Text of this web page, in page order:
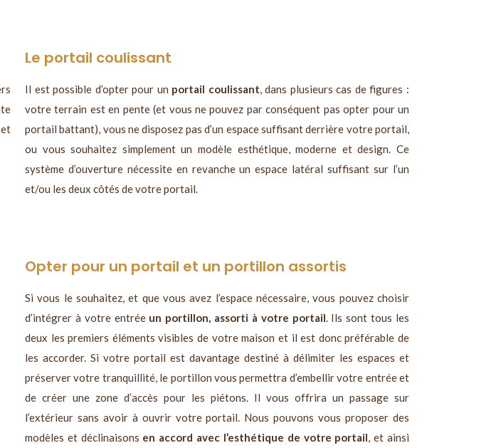
Le portail coulissant
Il est possible d’opter pour un portail coulissant, dans plusieurs cas de figures :
votre terrain est en pente (et vous ne pouvez par conséquent pas opter pour un
portail battant), vous ne disposez pas d’un espace suffisant derrière votre portail,
ou vous souhaitez simplement un modèle esthétique, moderne et design. Ce
système d’ouverture nécessite en revanche un espace latéral suffisant sur l’un
et/ou les deux côtés de votre portail.
Opter pour un portail et un portillon assortis
Si vous le souhaitez, et que vous avez l’espace nécessaire, vous pouvez choisir
d’intégrer à votre entrée un portillon, assorti à votre portail. Ils sont tous les
deux les premiers éléments visibles de votre maison et il est donc préférable de
les accorder. Si votre portail est davantage destiné à délimiter les espaces et
préserver votre tranquillité, le portillon vous permettra d’embellir votre entrée et
de créer une zone d’accès pour les piétons. Il vous offrira un passage sur
l’extérieur sans avoir à ouvrir votre portail. Nous pouvons vous proposer des
modèles et déclinaisons en accord avec l’esthétique de votre portail, et ainsi